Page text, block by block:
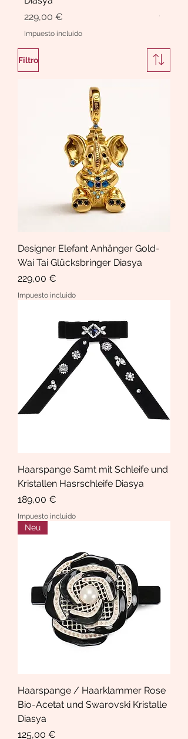
Precio
229,00 €
Impuesto incluido
Precio
189,00
Filtro
Designer Elefant Anhänger Gold-
Wai Tai Glücksbringer Diasya
Precio
229,00 €
Impuesto incluido
Haarspange Samt mit Schleife und
Kristallen Hasrschleife Diasya
Precio
189,00 €
Impuesto incluido
Neu
Haarspange / Haarklammer Rose
Bio-Acetat und Swarovski Kristalle
Diasya
Precio
125,00 €